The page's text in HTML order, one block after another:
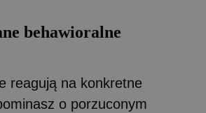
behawioralne
reagują na konkretne
o porzuconym